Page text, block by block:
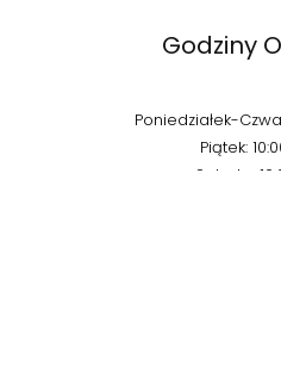
Godziny
Poniedziałek-
Piątek:
Sobota: